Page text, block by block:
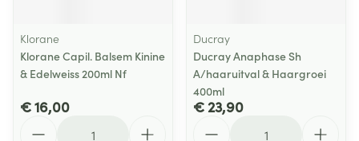
Klorane
Klorane Capil. Balsem Kinine
& Edelweiss 200ml Nf
€ 16,00
Ducray
Ducray Anaphase Sh
A/haaruitval & Haargroei
400ml
€ 23,90